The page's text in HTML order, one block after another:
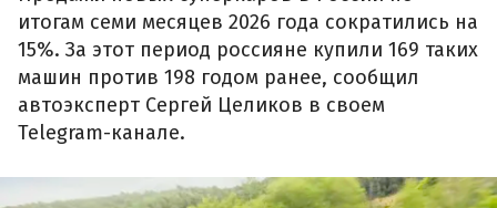
итогам семи месяцев 2026 года сократились на
15%. За этот период россияне купили 169 таких
машин против 198 годом ранее, сообщил
автоэксперт Сергей Целиков в своем
Telegram-канале.